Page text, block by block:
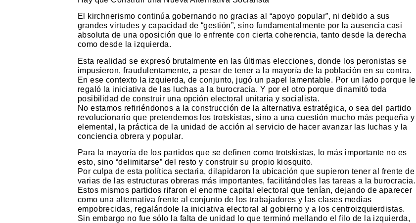
El kirchnerismo continúa gobernando no gracias al “apoyo popular”, ni debido a sus
grandes virtudes y capacidad de “gestión”, sino fundamentalmente por la ausencia casi
absoluta de una oposición que lo enfrente con cierta coherencia, tanto desde la derecha
como desde la izquierda.
Esta realidad se expresó brutalmente en las últimas elecciones, donde los peronistas se
impusieron, fraudulentamente, a pesar de tener a la mayoría de la población en su contra.
En ese contexto la izquierda, de conjunto, jugó un papel lamentable. Por un lado porque le
regaló la iniciativa de las luchas a la burocracia. Y por el otro porque dinamitó toda
posibilidad de construir una opción electoral unitaria y socialista.
No estamos refiriéndonos a la construcción de la alternativa estratégica, o sea del partido
revolucionario que pretendemos los trotskistas, sino a una cuestión mucho más pequeña y
elemental, la práctica de la unidad de acción al servicio de hacer avanzar las luchas y la
conciencia obrera y popular.
Para la mayoría de los partidos que se definen como trotskistas, lo más importante no es
esto, sino “delimitarse” del resto y construir su propio kiosquito.
Por culpa de esta política sectaria, dilapidaron la ubicación que supieron tener al frente de
varias de las estructuras obreras más importantes, facilitándoles las tareas a la burocracia.
Estos mismos partidos rifaron el enorme capital electoral que tenían, dejando de aparecer
como una alternativa frente al conjunto de los trabajadores y las clases medias
empobrecidas, regalándole la iniciativa electoral al gobierno y a los centroizquierdistas.
Sin embargo no fue sólo la falta de unidad lo que terminó mellando el filo de la izquierda,